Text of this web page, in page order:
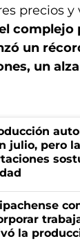
precios y
complejo
un
un
julio, pero
la